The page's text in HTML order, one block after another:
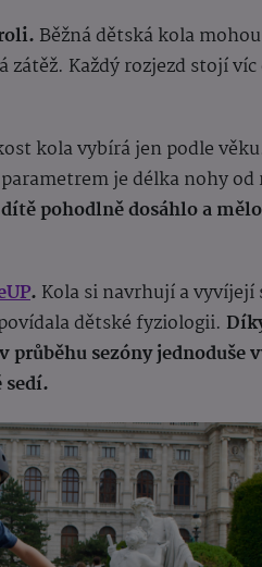
Běžná dětská kola
Každý rozjezd stojí
kola vybírá jen podle
je délka nohy
pohodlně dosáhlo a
. Kola si navrhují a vyvíjejí
dětské fyziologii.
sezóny jednoduše
sedí.